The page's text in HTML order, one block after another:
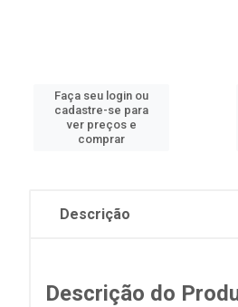
Faça seu login ou
cadastre-se para
ver preços e
comprar
Descrição
Descrição do